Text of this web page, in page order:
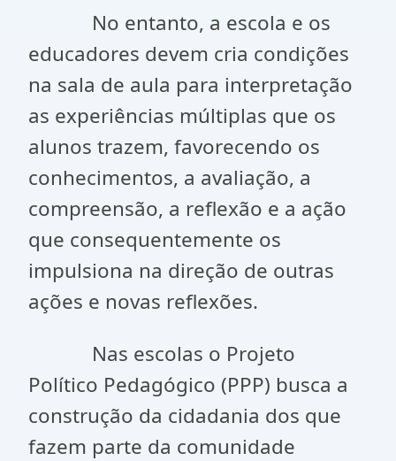
No entanto, a escola e os
educadores devem cria condições
na sala de aula para interpretação
as experiências múltiplas que os
alunos trazem, favorecendo os
conhecimentos, a avaliação, a
compreensão, a reflexão e a ação
que consequentemente os
impulsiona na direção de outras
ações e novas reflexões.
Nas escolas o Projeto
Político Pedagógico (PPP) busca a
construção da cidadania dos que
fazem parte da comunidade